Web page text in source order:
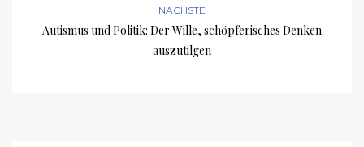
NÄCHSTE
Autismus und Politik: Der Wille, schöpferisches Denken
auszutilgen